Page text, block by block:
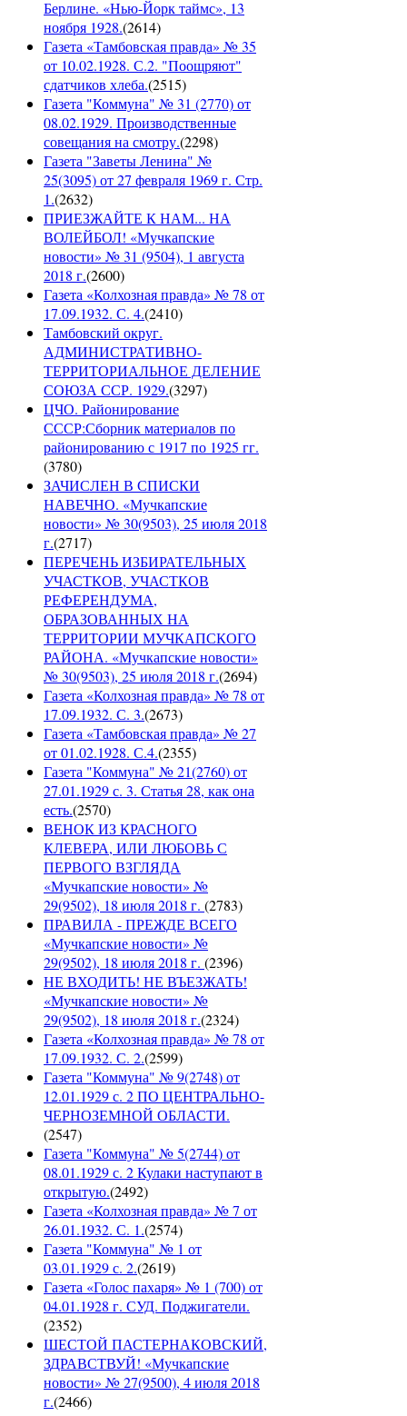
Берлине. «Нью-Йорк таймс», 13
ноября 1928.(2614)
Газета «Тамбовская правда» № 35
от 10.02.1928. С.2. "Поощряют"
сдатчиков хлеба.(2515)
Газета "Коммуна" № 31 (2770) от
08.02.1929. Производственные
совещания на смотру.(2298)
Газета "Заветы Ленина" №
25(3095) от 27 февраля 1969 г. Стр.
1.(2632)
ПРИЕЗЖАЙТЕ К НАМ... НА
ВОЛЕЙБОЛ! «Мучкапские
новости» № 31 (9504), 1 августа
2018 г.(2600)
Газета «Колхозная правда» № 78 от
17.09.1932. С. 4.(2410)
Тамбовский округ.
АДМИНИСТРАТИВНО-
ТЕРРИТОРИАЛЬНОЕ ДЕЛЕНИЕ
СОЮЗА ССР. 1929.(3297)
ЦЧО. Районирование
СССР:Сборник материалов по
районированию с 1917 по 1925 гг.
(3780)
ЗАЧИСЛЕН В СПИСКИ
НАВЕЧНО. «Мучкапские
новости» № 30(9503), 25 июля 2018
г.(2717)
ПЕРЕЧЕНЬ ИЗБИРАТЕЛЬНЫХ
УЧАСТКОВ, УЧАСТКОВ
РЕФЕРЕНДУМА,
ОБРАЗОВАННЫХ НА
ТЕРРИТОРИИ МУЧКАПСКОГО
РАЙОНА. «Мучкапские новости»
№ 30(9503), 25 июля 2018 г.(2694)
Газета «Колхозная правда» № 78 от
17.09.1932. С. 3.(2673)
Газета «Тамбовская правда» № 27
от 01.02.1928. С.4.(2355)
Газета "Коммуна" № 21(2760) от
27.01.1929 с. 3. Статья 28, как она
есть.(2570)
ВЕНОК ИЗ КРАСНОГО
КЛЕВЕРА, ИЛИ ЛЮБОВЬ С
ПЕРВОГО ВЗГЛЯДА
«Мучкапские новости» №
29(9502), 18 июля 2018 г. (2783)
ПРАВИЛА - ПРЕЖДЕ ВСЕГО
«Мучкапские новости» №
29(9502), 18 июля 2018 г. (2396)
НЕ ВХОДИТЬ! НЕ ВЪЕЗЖАТЬ!
«Мучкапские новости» №
29(9502), 18 июля 2018 г.(2324)
Газета «Колхозная правда» № 78 от
17.09.1932. С. 2.(2599)
Газета "Коммуна" № 9(2748) от
12.01.1929 с. 2 ПО ЦЕНТРАЛЬНО-
ЧЕРНОЗЕМНОЙ ОБЛАСТИ.
(2547)
Газета "Коммуна" № 5(2744) от
08.01.1929 с. 2 Кулаки наступают в
открытую.(2492)
Газета «Колхозная правда» № 7 от
26.01.1932. С. 1.(2574)
Газета "Коммуна" № 1 от
03.01.1929 с. 2.(2619)
Газета «Голос пахаря» № 1 (700) от
04.01.1928 г. СУД. Поджигатели.
(2352)
ШЕСТОЙ ПАСТЕРНАКОВСКИЙ,
ЗДРАВСТВУЙ! «Мучкапские
новости» № 27(9500), 4 июля 2018
г.(2466)